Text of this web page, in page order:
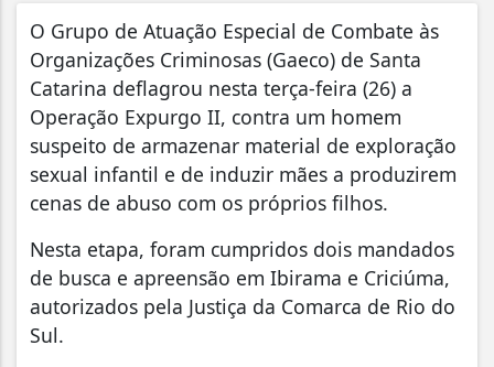
O Grupo de Atuação Especial de Combate às
Organizações Criminosas (Gaeco) de Santa
Catarina deflagrou nesta terça-feira (26) a
Operação Expurgo II, contra um homem
suspeito de armazenar material de exploração
sexual infantil e de induzir mães a produzirem
cenas de abuso com os próprios filhos.
Nesta etapa, foram cumpridos dois mandados
de busca e apreensão em Ibirama e Criciúma,
autorizados pela Justiça da Comarca de Rio do
Sul.